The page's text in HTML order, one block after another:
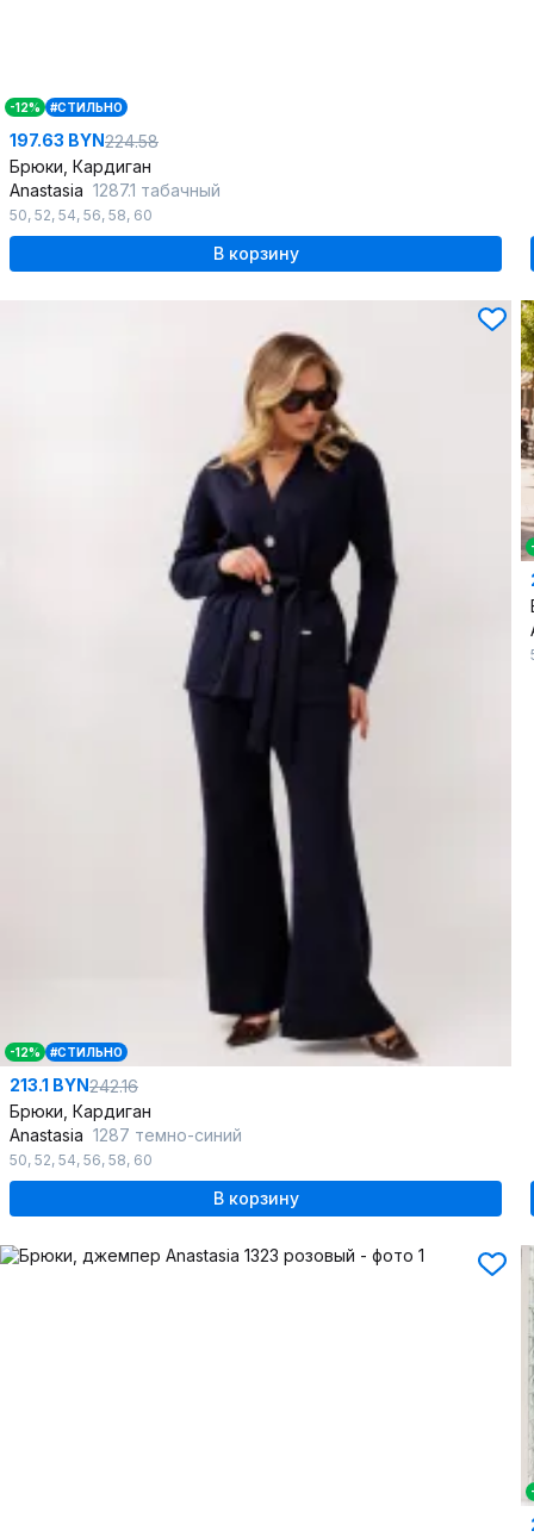
-12% #СТИЛЬНО
197.63 BYN224.58
Брюки, Кардиган
Anastasia 1287.1 табачный
50, 52, 54, 56, 58, 60
В корзину
-12% #СТИЛЬНО
213.1 BYN242.16
Брюки, Кардиган
Anastasia 1287 темно-синий
50, 52, 54, 56, 58, 60
В корзину